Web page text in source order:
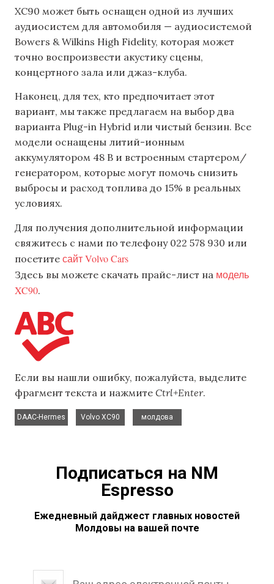
XC90 может быть оснащен одной из лучших
аудиосистем для автомобиля — аудиосистемой
Bowers & Wilkins High Fidelity, которая может
точно воспроизвести акустику сцены,
концертного зала или джаз-клуба.
Наконец, для тех, кто предпочитает этот
вариант, мы также предлагаем на выбор два
варианта Plug-in Hybrid или чистый бензин. Все
модели оснащены литий-ионным
аккумулятором 48 В и встроенным стартером/
генератором, которые могут помочь снизить
выбросы и расход топлива до 15% в реальных
условиях.
Для получения дополнительной информации
свяжитесь с нами по телефону 022 578 930 или
посетите сайт Volvo Cars
Здесь вы можете скачать прайс-лист на модель
XC90.
Если вы нашли ошибку, пожалуйста, выделите
фрагмент текста и нажмите Ctrl+Enter.
DAAC-Hermes
Volvo XC90
молдова
Подписаться на NM
Espresso
Ежедневный дайджест главных новостей
Молдовы на вашей почте